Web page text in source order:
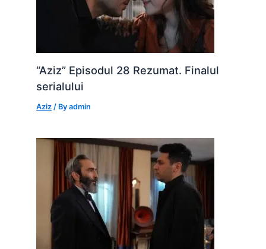
“Aziz” Episodul 28 Rezumat. Finalul
serialului
Aziz / Byadmin